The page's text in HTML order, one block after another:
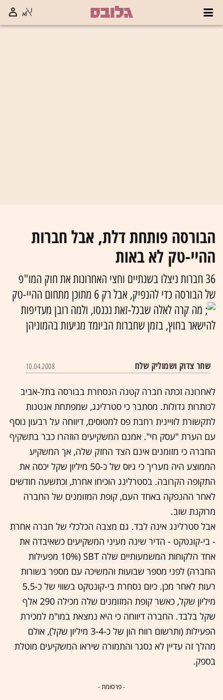
הבורסה פותחת דלת, אבל חברות
ההיי-טק לא באות
36 חברות ניצלו בשנתיים וחצי האחרונות את חוק המו"פ
של הבורסה כדי להנפיק, אבל רק 6 מתוכן מתחום ההיי-טק
מה קרה לאלה שבכל-זאת נכנסו, ולמה רובן מעדיפות
להישאר בחוץ, בזמן שחברות הביומד מגיעות בהמוניהן
שחר צדוק ושמוליק שלח 10.04.2008
לאחרונה זכתה חברה קטנה הנסחרת בבורסה בתל-אביב
לכותרות גדולות. מסתבר כי סטרלינג, שמפתחת אנטנות
לתקשורת לוויינית רחבת פס למטוסים, דיווחה על רבעון נוסף
עם הערת "עסק חי". אמנם המשקיעים הוזהרו כבר בתשקיף
החברה כי מזומנים אינם הצד החזק שלה, אך המשקיע
הממוצע היה מעריך כי גיוס של כ-50 מיליון שקל יכסה את
התקופה הקרובה. בסטרלינג הוכיחו אחרת, וכתשעה חודשים
לאחר ההנפקה באחד העם, קופת המזומנים של החברה
מרוקנת שוב.
אבל סטרלינג אינה לבד. גם מצבה הכלכלי של חברה אחרת
- בי-קונטקט - הדיר שינה מעיני המשקיעים כשאיבדה את
אחד הלקוחות המשמעותיים שלה SBT (10% מפעילות
החברה) לפני מספר שבועות והמשיכה עם מספר בשורות
רעות לאחר מכן. כיום נסחרת בי-קונטקט בשווי של כ-5.5
מיליון שקל, כאשר קופת המזומנים שלה מכילה 290 אלף
שקל בלבד. החברה דיווחה כי היא נמצאת במו"מ למכירת
הפעילות (ותרשום רווח הון של כ-3-4 מיליון שקל), אולם
מהלך זה עדיין לא נסגר והתמורה שיראו המשקיעים מוטלת
בספק.
- פרסומת -